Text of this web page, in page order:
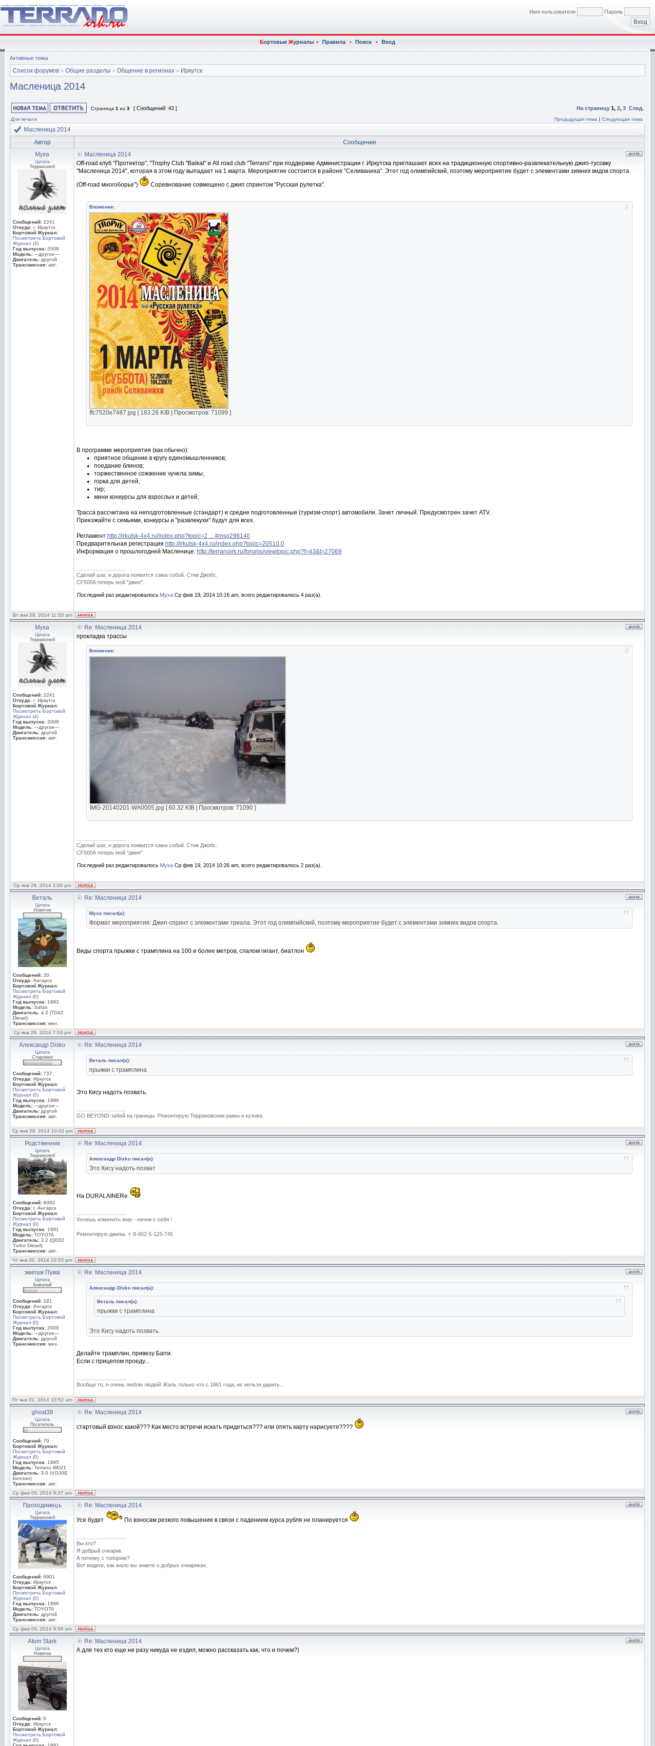
Имя пользователя Пароль
БортовыеЖурналы • Правила • Поиск • Вход
Активные темы
Список форумов » Общие разделы » Общение в регионах » Иркутск
Масленица 2014
Страница 1 из 3 [ Сообщений: 43 ] На страницу 1, 2, 3 След.
Для печати Предыдущая тема | Следующая тема
Масленица 2014
Автор
Сообщение
Муха
Цитата
Терранолюб
Сообщений: 2241
Откуда: г. Иркутск
Бортовой Журнал:
Посмотреть Бортовой
Журнал (4)
Год выпуска: 2008
Модель: ---другое---
Двигатель: другой
Трансмиссия: авт.
Масленица 2014
Off-road клуб "Протектор", "Trophy Club "Baikal" и All road club "Terrano" при поддержке Администрации г. Иркутска приглашают всех на традиционную спортивно-развлекательную джип-тусовку
"Масленица 2014", которая в этом году выпадает на 1 марта. Мероприятие состоится в районе "Селиваниха". Этот год олимпийский, поэтому мероприятие будет с элементами зимних видов спорта.
(Off-road многоборье")
Соревнование совмещено с джип спринтом "Русская рулетка".
Вложение:
ffc7520e7487.jpg [ 183.26 KIB | Просмотров: 71099 ]
В программе мероприятия (как обычно):
приятное общение в кругу единомышленников;
поедание блинов;
торжественное сожжение чучела зимы;
горка для детей;
тир;
мини конкурсы для взрослых и детей;
Трасса рассчитана на неподготовленные (стандарт) и средне подготовленные (туризм-спорт) автомобили. Зачет личный. Предусмотрен зачет ATV.
Приезжайте с семьями, конкурсы и "развлекухи" будут для всех.
Регламент http://irkutsk-4x4.ru/index.php?topic=2 ... #msg298140
Предварительная регистрация http://irkutsk-4x4.ru/index.php?topic=20510.0
Информация о прошлогодней Масленице: http://terranoirk.ru/forums/viewtopic.php?f=43&t=27069
Сделай шаг, и дорога появится сама собой. Стив Джобс.
CF500A теперь мой "джип".
Последний раз редактировалось Муха Ср фев 19, 2014 10:16 am, всего редактировалось 4 раз(а).
Вт янв 28, 2014 11:33 am
Муха
Цитата
Терранолюб
Сообщений: 2241
Откуда: г. Иркутск
Бортовой Журнал:
Посмотреть Бортовой
Журнал (4)
Год выпуска: 2008
Модель: ---другое---
Двигатель: другой
Трансмиссия: авт.
Re: Масленица 2014
прокладка трассы
Вложение:
IMG-20140201-WA0005.jpg [ 60.32 KIB | Просмотров: 71090 ]
Сделай шаг, и дорога появится сама собой. Стив Джобс.
CF500A теперь мой "джип".
Последний раз редактировалось Муха Ср фев 19, 2014 10:26 am, всего редактировалось 2 раз(а).
Ср янв 29, 2014 3:00 pm
Веталь
Цитата
Новичок
Сообщений: 30
Откуда: Ангарск
Бортовой Журнал:
Посмотреть Бортовой
Журнал (0)
Год выпуска: 1993
Модель: Safari
Двигатель: 4.2 (TD42
Diesel)
Трансмиссия: мех.
Re: Масленица 2014
Муха писал(а):
Формат мероприятия: Джип-спринт с элементами триала. Этот год олимпийский, поэтому мероприятие будет с элементами зимних видов спорта.
Виды спорта прыжки с трамплина на 100 и более метров, слалом гигант, биатлон
Ср янв 29, 2014 7:53 pm
Александр Disko
Цитата
Старожил
Сообщений: 737
Откуда: Иркутск
Бортовой Журнал:
Посмотреть Бортовой
Журнал (0)
Год выпуска: 1996
Модель: ---другое---
Двигатель: другой
Трансмиссия: авт.
Re: Масленица 2014
Веталь писал(а):
прыжки с трамплина
Это Кису надоть позвать.
GO BEYOND-забей на границы. Ремонтирую Террановские рамы и кузова.
Ср янв 29, 2014 10:02 pm
Родственник
Цитата
Терранолюб
Сообщений: 6092
Откуда: г. Ангарск
Бортовой Журнал:
Посмотреть Бортовой
Журнал (0)
Год выпуска: 1991
Модель: TOYOTA
Двигатель: 3.2 (QD32
Turbo Diesel)
Трансмиссия: авт.
Re: Масленица 2014
Александр Disko писал(а):
Это Кису надоть позват
На DURALAINERe
Хочешь изменить мир - начни с себя !
Ремонтирую джипы. т. 8-902-5-125-745
Чт янв 30, 2014 10:53 pm
экипаж Пума
Цитата
Бывалый
Сообщений: 181
Откуда: Ангарск
Бортовой Журнал:
Посмотреть Бортовой
Журнал (0)
Год выпуска: 2009
Модель: ---другое---
Двигатель: другой
Трансмиссия: мех.
Re: Масленица 2014
Александр Disko писал(а):
Веталь писал(а):
прыжки с трамплина
Это Кису надоть позвать.
Делайте трамплин, привезу Багги.
Если с прицепом проеду...
Вообще то, я очень люблю людей! Жаль только что с 1861 года, их нельзя дарить...
Пт янв 31, 2014 10:52 am
ghost38
Цитата
Посетитель
Сообщений: 70
Бортовой Журнал:
Посмотреть Бортовой
Журнал (0)
Год выпуска: 1995
Модель: Terrano WD21
Двигатель: 3.0 (VG30E
Бензин)
Трансмиссия: авт.
Re: Масленица 2014
стартовый взнос какой??? Как место встречи искать придеться??? или опять карту нарисуете????
Ср фев 05, 2014 9:37 am
Проходимецъ
Цитата
Терранолюб
Сообщений: 6901
Откуда: Иркутск
Бортовой Журнал:
Посмотреть Бортовой
Журнал (0)
Год выпуска: 1996
Модель: TOYOTA
Двигатель: другой
Трансмиссия: авт.
Re: Масленица 2014
Усе будет По взносам резкого повышения в связи с падением курса рубля не планируется
Вы кто?
Я добрый очкарик.
А почему с топором?
Вот видите, как мало вы знаете о добрых очкариках.
Ср фев 05, 2014 9:56 am
Atom Stark
Цитата
Новичок
Сообщений: 6
Откуда: Иркутск
Бортовой Журнал:
Посмотреть Бортовой
Журнал (0)
Re: Масленица 2014
А для тех кто еще не разу никуда не ездил, можно рассказать как, что и почем?)